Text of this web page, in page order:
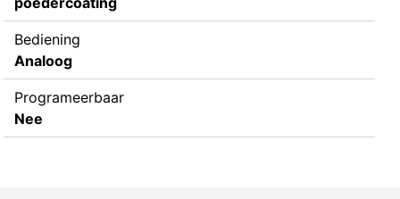
Bediening
Analoog
Programeerbaar
Nee